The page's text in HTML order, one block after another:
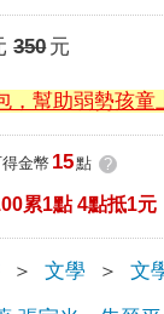
350元
，幫助弱勢孩童
金幣 15點 ?
累1點 4點抵1元
＞ 文學 ＞ 文